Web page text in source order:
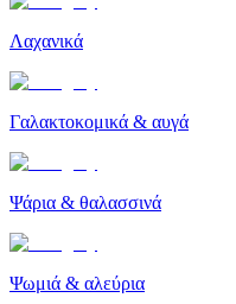
Λαχανικά
Γαλακτοκομικά & αυγά
Ψάρια & θαλασσινά
Ψωμιά & αλεύρια